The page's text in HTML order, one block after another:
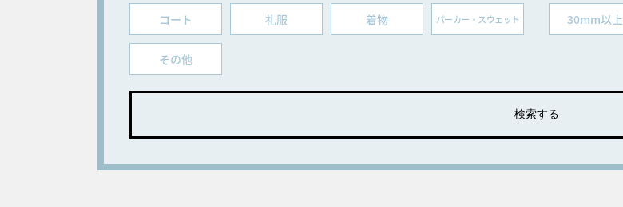
コート 礼服 着物 パーカー・スウェット
その他
30mm以上